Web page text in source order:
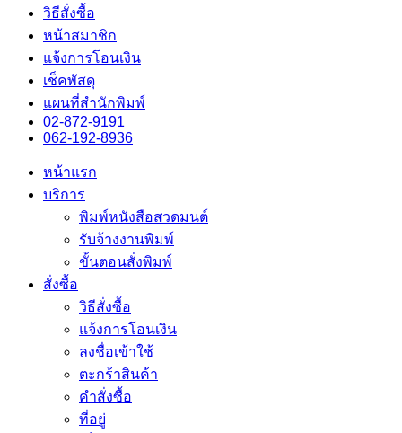
วิธีสั่งซื้อ
หน้าสมาชิก
แจ้งการโอนเงิน
เช็คพัสดุ
แผนที่สำนักพิมพ์
02-872-9191
062-192-8936
หน้าแรก
บริการ
พิมพ์หนังสือสวดมนต์
รับจ้างงานพิมพ์
ขั้นตอนสั่งพิมพ์
สั่งซื้อ
วิธีสั่งซื้อ
แจ้งการโอนเงิน
ลงชื่อเข้าใช้
ตะกร้าสินค้า
คำสั่งซื้อ
ที่อยู่